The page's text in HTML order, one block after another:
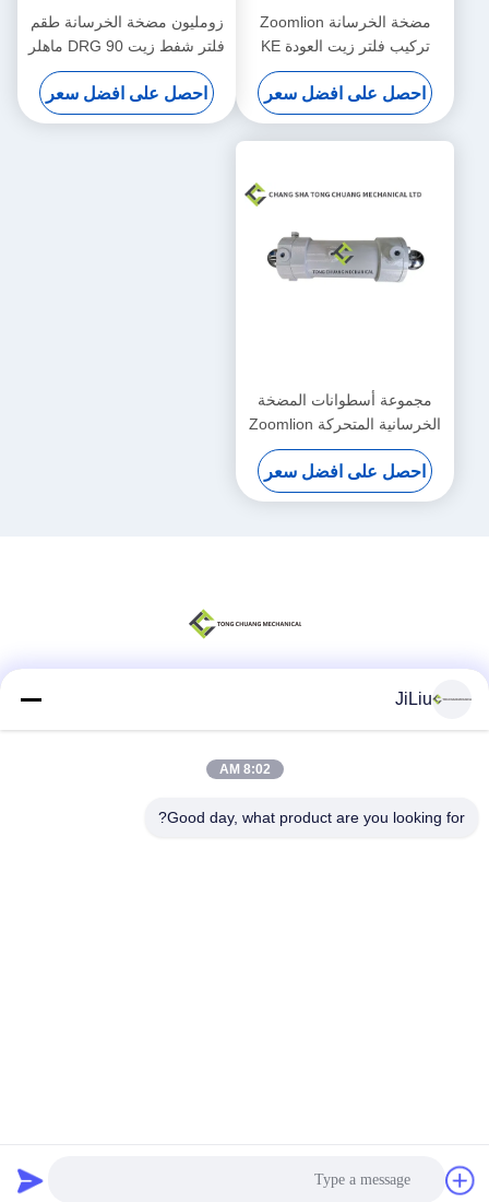
مضخة الخرسانة Zoomlion
تركيب فلتر زيت العودة KE
2884+KE 2883 1010600428
احصل على افضل سعر
زومليون مضخة الخرسانة طقم
فلتر شفط زيت DRG 90 ماهلر
الأصلي 1010600452
احصل على افضل سعر
مجموعة أسطوانات المضخة
الخرسانية المتحركة Zoomlion
(يسار) F9000 (مقعد السائق
الأمامي)
000190201A0200000
احصل على افضل سعر
اتصال سريع
. الجميع الحقوق محفوظة.
JiLiu
8:02 AM
Good day, what product are you looking for?